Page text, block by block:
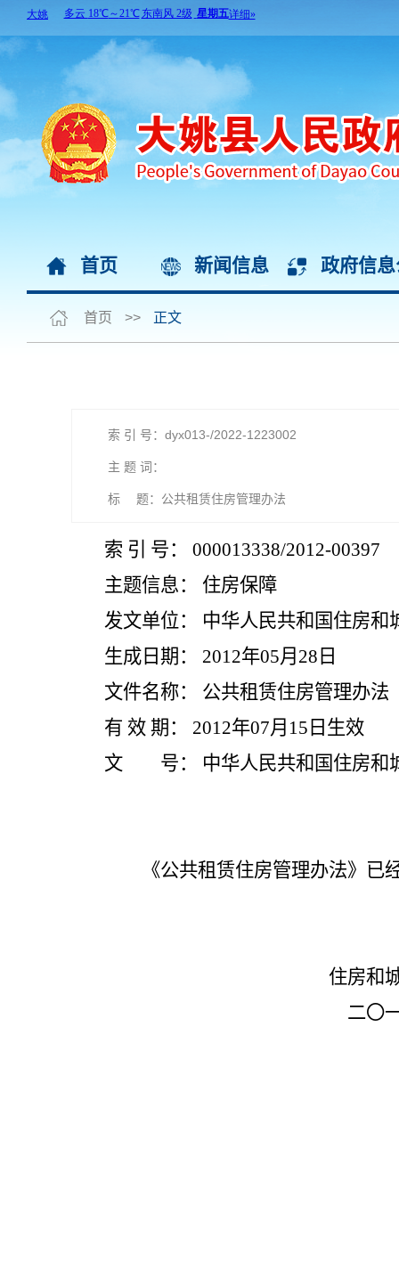
首页 新闻信息 政府信
首页 >> 正文
索 引 号：dyx013-/2022-1223002
主 题 词：
标 题：公共租赁住房管理办法
索 引 号： 000013338/2012-00397
主题信息： 住房保障
发文单位： 中华人民共和国住房和
生成日期： 2012年05月28日
文件名称： 公共租赁住房管理办法
有 效 期： 2012年07月15日生效
文 号： 中华人民共和国住房和
《公共租赁住房管理办法》已经
住房和城乡建设
二〇一二年五